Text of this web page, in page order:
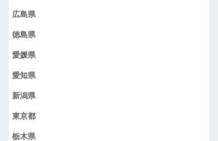
広島県
徳島県
愛媛県
愛知県
新潟県
東京都
栃木県